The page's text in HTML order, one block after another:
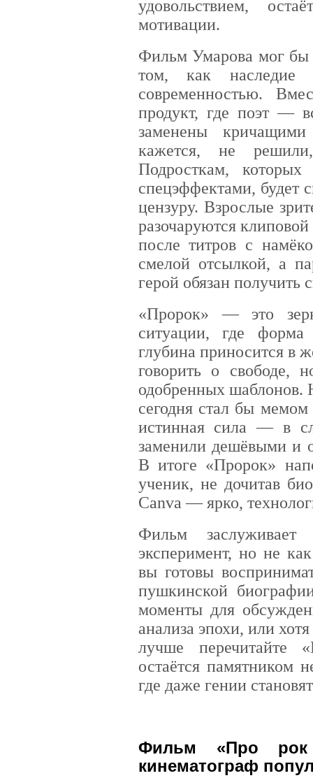
удовольствием,
мотивации.
Фильм Умарова мог бы
том, как наследие
современностью.
продукт, где поэт —
заменены
кажется, не
Подросткам,
спецэффектами, будет
цензуру. Взрослые
разочаруются
после титров с
смелой отсылкой, а
герой обязан получить
«Пророк» — это
ситуации, где
глубина приносится в
говорить о свободе,
одобренных шаблонов.
сегодня стал бы
истинная сила — в
заменили дешёвыми и
В итоге «Пророк»
ученик, не дочитав
Canva — ярко,
Фильм
эксперимент, но не
вы готовы
пушкинской
моменты для
анализа эпохи, или
лучше перечитайте
остаётся памятником
где даже гении
Фильм «Про
кинематограф